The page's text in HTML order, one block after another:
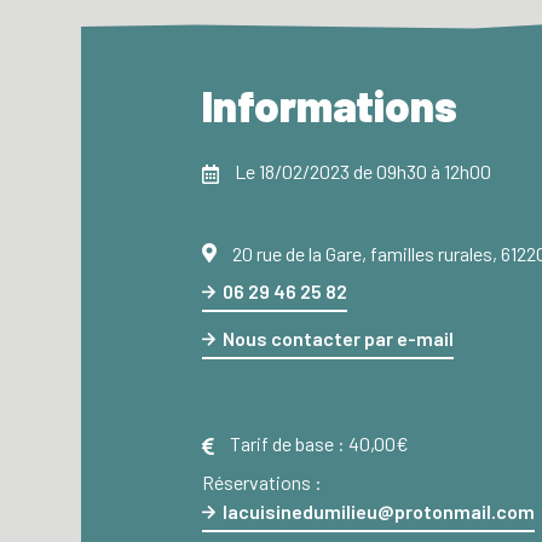
Informations
Le 18/02/2023 de 09h30 à 12h00
20 rue de la Gare, familles rurales,
06 29 46 25 82
Nous contacter par e-mail
Tarif de base : 40,00€
Réservations :
lacuisinedumilieu@protonmail.com